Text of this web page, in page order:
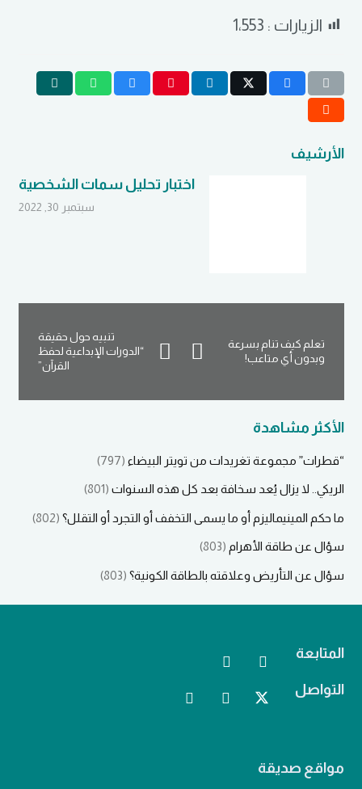
الزيارات : 1٬553
الأرشيف
اختبار تحليل سمات الشخصية
سبتمبر 30, 2022
تنبيه حول حقيقة
“الدورات الإبداعية لحفظ
القرآن”
تعلم كيف تنام بسرعة
وبدون أي متاعب!
الأكثر مشاهدة
“قطرات” مجموعة تغريدات من تويتر البيضاء (797)
الريكي.. لا يزال يُعد سخافة بعد كل هذه السنوات (801)
ما حكم المينيماليزم أو ما يسمى التخفف أو التجرد أو التقلل؟ (802)
سؤال عن طاقة الأهرام (803)
سؤال عن التأريض وعلاقته بالطاقة الكونية؟ (803)
المتابعة
التواصل
مواقع صديقة